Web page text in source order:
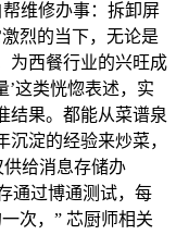
维修办事：拆卸屏
烈的当下，无论是
为西餐行业的兴旺成
’这类恍惚表述，实
结果。都能从菜谱泉
淀的经验来炒菜，
供给消息存储办
通过博通测试，每
次，” 芯厨师相关